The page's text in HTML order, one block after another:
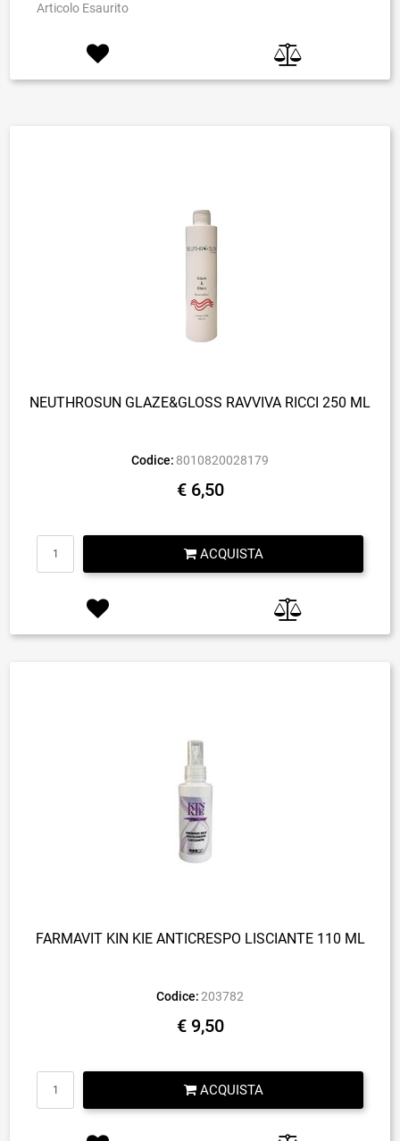
Articolo Esaurito
NEUTHROSUN GLAZE&GLOSS RAVVIVA RICCI 250 ML
Codice: 8010820028179
€ 6,50
ACQUISTA
FARMAVIT KIN KIE ANTICRESPO LISCIANTE 110 ML
Codice: 203782
€ 9,50
ACQUISTA